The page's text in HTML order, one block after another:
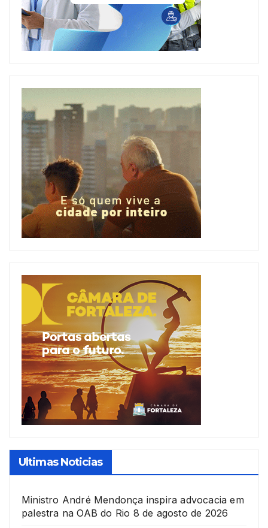
Ultimas Noticias
Ministro André Mendonça inspira advocacia em
palestra na OAB do Rio 8 de agosto de 2026